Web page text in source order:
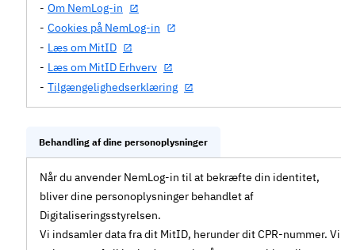
Om NemLog-in
Cookies på NemLog-in
Læs om MitID
Læs om MitID Erhverv
Tilgængelighedserklæring
Behandling af dine personoplysninger
Når du anvender NemLog-in til at bekræfte din identitet,
bliver dine personoplysninger behandlet af
Digitaliseringsstyrelsen.
Vi indsamler data fra dit MitID, herunder dit CPR-nummer. Vi